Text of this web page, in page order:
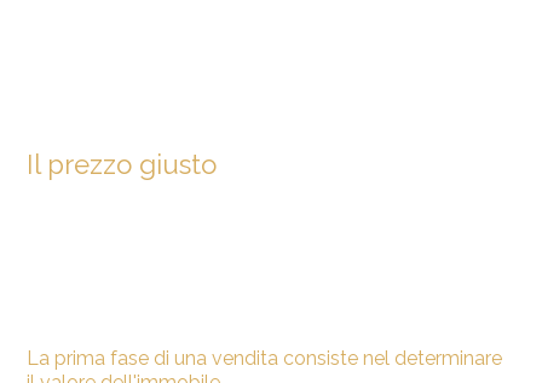
Il prezzo giusto
La prima fase di una vendita consiste nel determinare